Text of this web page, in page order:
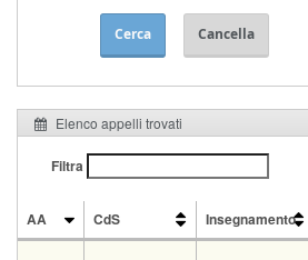
Cerca Cancella
Elenco appelli trovati
Filtra
AA CdS Insegnamento